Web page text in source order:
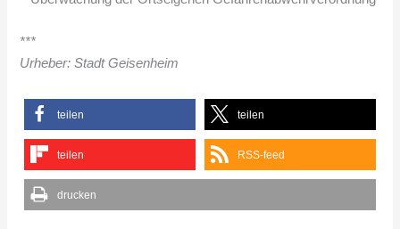
***
Urheber: Stadt Geisenheim
teilen teilen
teilen RSS-feed
drucken